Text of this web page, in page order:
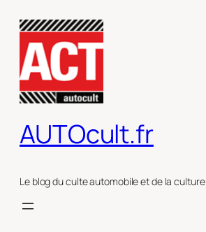
contenu
AUTOcult.fr
Le blog du culte automobile et de la